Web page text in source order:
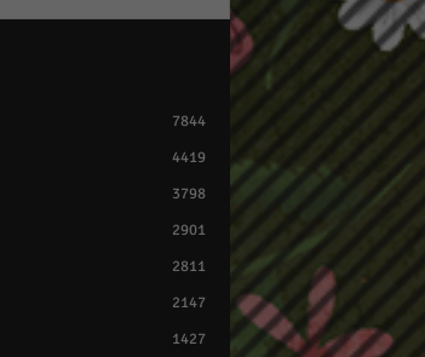
7844
4419
3798
2901
2811
2147
1427